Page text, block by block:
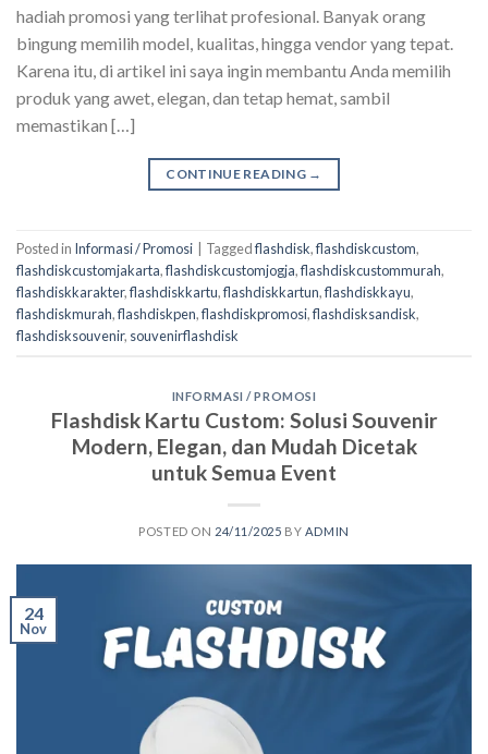
hadiah promosi yang terlihat profesional. Banyak orang
bingung memilih model, kualitas, hingga vendor yang tepat.
Karena itu, di artikel ini saya ingin membantu Anda memilih
produk yang awet, elegan, dan tetap hemat, sambil
memastikan […]
CONTINUE READING →
Posted in Informasi / Promosi Taggedflashdisk,flashdiskcustom,
flashdiskcustomjakarta,flashdiskcustomjogja,flashdiskcustommurah,
flashdiskkarakter,flashdiskkartu,flashdiskkartun,flashdiskkayu,
flashdiskmurah,flashdiskpen,flashdiskpromosi,flashdisksandisk,
flashdisksouvenir, souvenirflashdisk
INFORMASI / PROMOSI
Flashdisk Kartu Custom: Solusi Souvenir
Modern, Elegan, dan Mudah Dicetak
untuk Semua Event
POSTED ON 24/11/2025 BY ADMIN
24
Nov